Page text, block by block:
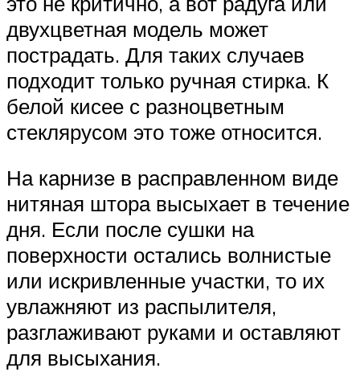
двухцветная модель может
пострадать. Для таких случаев
подходит только ручная стирка. К
белой кисее с разноцветным
стеклярусом это тоже относится.
На карнизе в расправленном виде
нитяная штора высыхает в течение
дня. Если после сушки на
поверхности остались волнистые
или искривленные участки, то их
увлажняют из распылителя,
разглаживают руками и оставляют
для высыхания.